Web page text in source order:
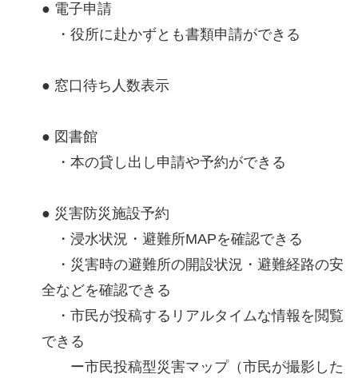
● 電子申請
・役所に赴かずとも書類申請ができる
● 窓口待ち人数表示
● 図書館
・本の貸し出し申請や予約ができる
● 災害防災施設予約
・浸水状況・避難所MAPを確認できる
・災害時の避難所の開設状況・避難経路の安
全などを確認できる
・市民が投稿するリアルタイムな情報を閲覧
できる
ー市民投稿型災害マップ（市民が撮影した